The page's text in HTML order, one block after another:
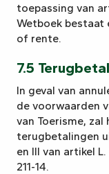
toepassing van
Wetboek bestaat
of rente.
7.5
In geval van
de voorwaarden
van Toerisme, zal
terugbetalingen
en III van artikel L.
211-14.